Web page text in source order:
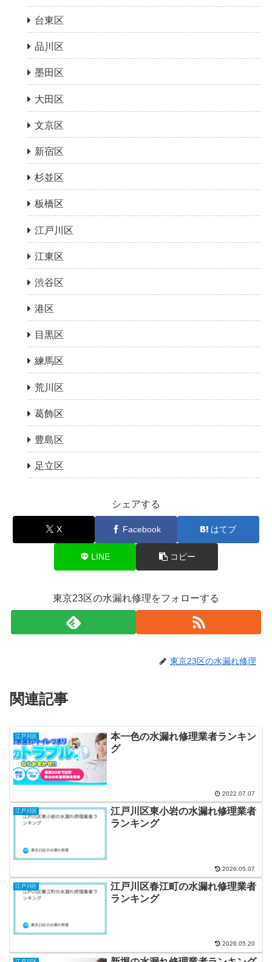
台東区
品川区
墨田区
大田区
文京区
新宿区
杉並区
板橋区
江戸川区
江東区
渋谷区
港区
目黒区
練馬区
荒川区
葛飾区
豊島区
足立区
シェアする
X Facebook はてブ
LINE コピー
東京23区の水漏れ修理をフォローする
東京23区の水漏れ修理
関連記事
江戸川区
本一色の水漏れ修理業者ランキン
グ
2022.07.07
江戸川区
江戸川区東小岩の水漏れ修理業者
ランキング
2026.05.07
江戸川区
江戸川区春江町の水漏れ修理業者
ランキング
2026.05.20